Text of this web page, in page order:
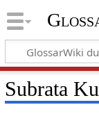
Subrata